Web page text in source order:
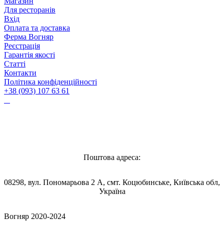
Для ресторанів
Вхід
Оплата та доставка
Ферма Вогняр
Реєстрація
Гарантія якості
Статті
Контакти
Політика конфіденційності
+38 (093) 107 63 61
Поштова адреса:
08298, вул. Пономарьова 2 А, смт. Коцюбинське, Київська обл,
Україна
Вогняр 2020-2024